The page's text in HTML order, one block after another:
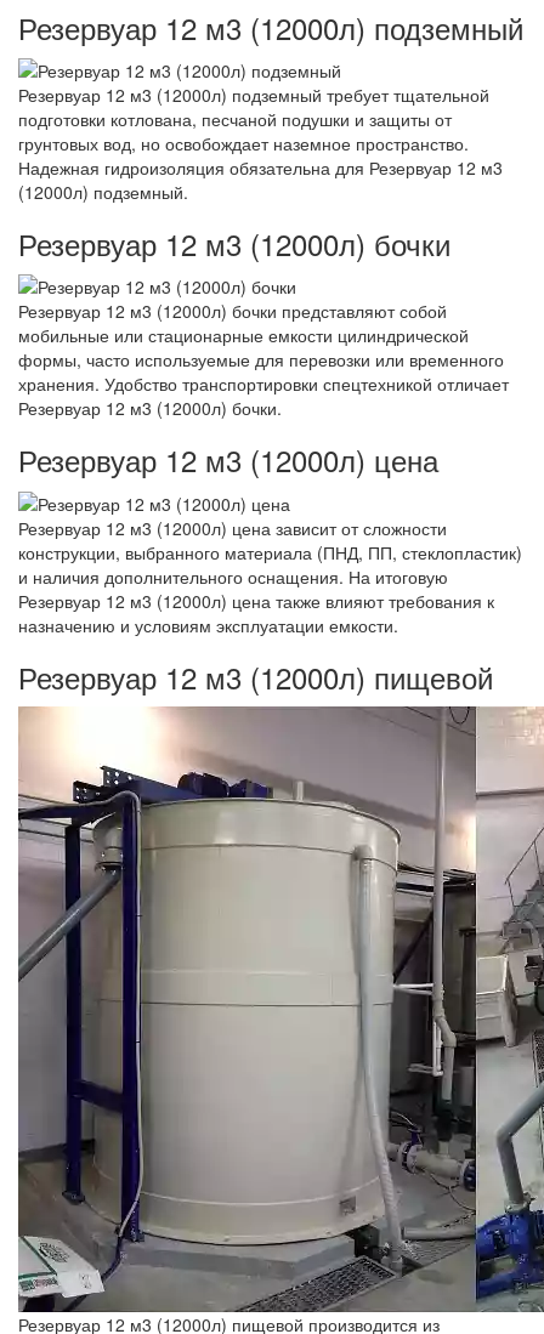
Резервуар 12 м3 (12000л) подземный
Резервуар 12 м3 (12000л) подземный требует тщательной
подготовки котлована, песчаной подушки и защиты от
грунтовых вод, но освобождает наземное пространство.
Надежная гидроизоляция обязательна для Резервуар 12 м3
(12000л) подземный.
Резервуар 12 м3 (12000л) бочки
Резервуар 12 м3 (12000л) бочки представляют собой
мобильные или стационарные емкости цилиндрической
формы, часто используемые для перевозки или временного
хранения. Удобство транспортировки спецтехникой отличает
Резервуар 12 м3 (12000л) бочки.
Резервуар 12 м3 (12000л) цена
Резервуар 12 м3 (12000л) цена зависит от сложности
конструкции, выбранного материала (ПНД, ПП, стеклопластик)
и наличия дополнительного оснащения. На итоговую
Резервуар 12 м3 (12000л) цена также влияют требования к
назначению и условиям эксплуатации емкости.
Резервуар 12 м3 (12000л) пищевой
Резервуар 12 м3 (12000л) пищевой производится из